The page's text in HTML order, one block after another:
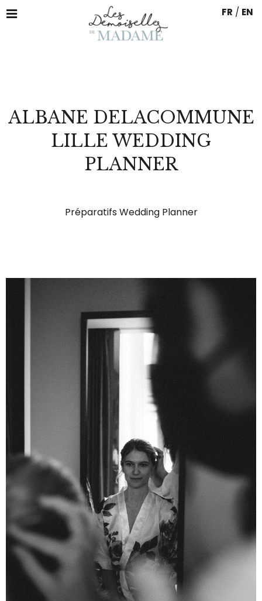
FR / EN
ALBANE DELACOMMUNE
LILLE WEDDING
PLANNER
Préparatifs Wedding Planner